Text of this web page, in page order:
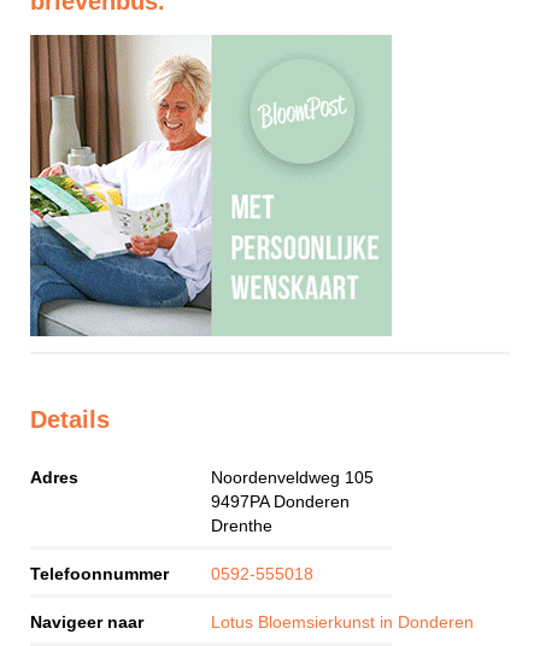
Details
Adres
Noordenveldweg 105
9497PA Donderen
Drenthe
Telefoonnummer 0592-555018
Navigeer naar Lotus Bloemsierkunst in Donderen